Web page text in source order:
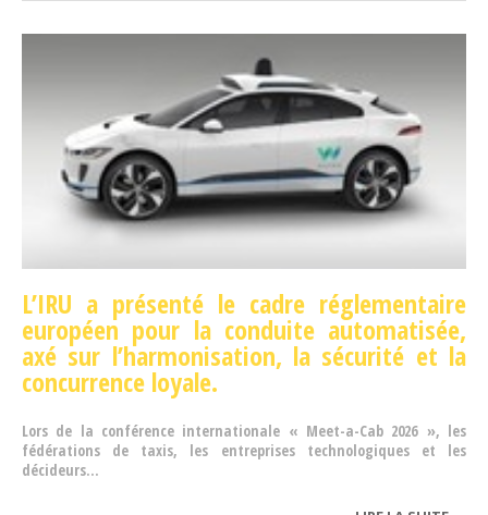
L’IRU a présenté le cadre réglementaire
européen pour la conduite automatisée,
axé sur l’harmonisation, la sécurité et la
concurrence loyale.
Lors de la conférence internationale « Meet-a-Cab 2026 », les
fédérations de taxis, les entreprises technologiques et les
décideurs...